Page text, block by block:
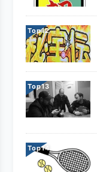
Top
Top
Top